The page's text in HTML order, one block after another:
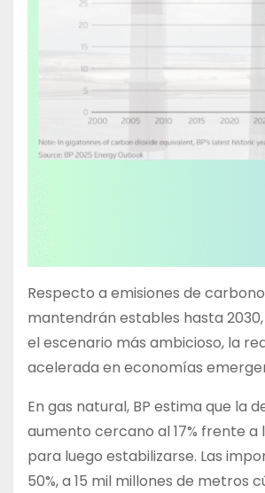
Respecto a emisiones de
mantendrán estables hasta
el escenario más ambicioso, la
acelerada en economías
En gas natural, BP estima que la
aumento cercano al 17% frente a
para luego estabilizarse. Las
50%, a 15 mil millones de metros